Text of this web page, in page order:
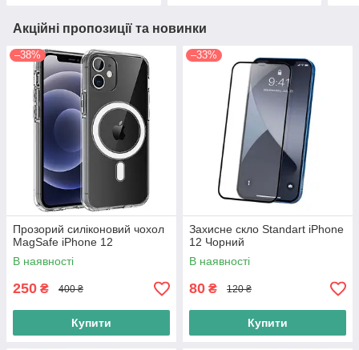
Акційні пропозиції та новинки
–38%
Прозорий силіконовий чохол
MagSafe iPhone 12
В наявності
250 ₴ 400 ₴
Купити
–33%
Захисне скло Standart iPhone
12 Чорний
В наявності
80 ₴ 120 ₴
Купити